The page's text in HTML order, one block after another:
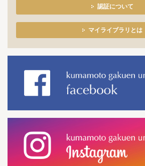
認証について
マイライブラリとは